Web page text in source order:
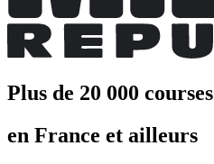
Plus de 20 000 courses
en France et ailleurs